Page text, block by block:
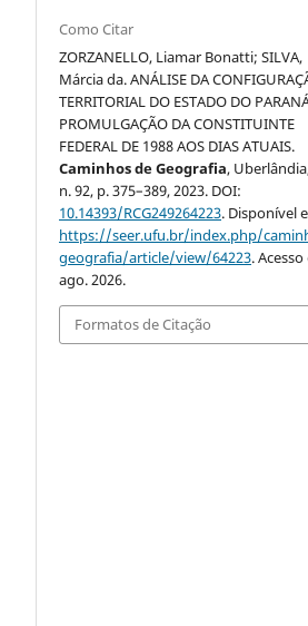
Como Citar
ZORZANELLO, Liamar Bonatti; SILVA,
Márcia da. ANÁLISE DA
TERRITORIAL DO ESTADO DO
PROMULGAÇÃO DA CONSTITUINTE
FEDERAL DE 1988 AOS DIAS ATUAIS.
Caminhos de Geografia,
n. 92, p. 375–389, 2023. DOI:
10.14393/RCG249264223. Disponível
https://seer.ufu.br/index.php/
geografia/article/view/64223.
ago. 2026.
Formatos de Citação